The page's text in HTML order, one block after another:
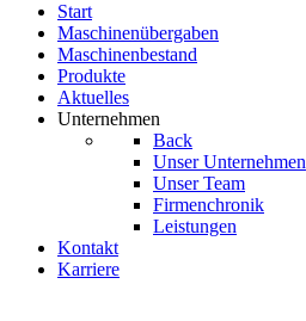
Start
Maschinenübergaben
Maschinenbestand
Produkte
Aktuelles
Unternehmen
Back
Unser Unternehmen
Unser Team
Firmenchronik
Leistungen
Kontakt
Karriere